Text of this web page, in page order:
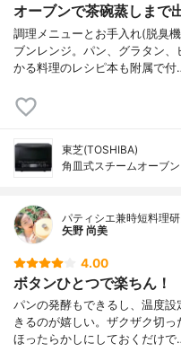
オーブンで茶碗蒸しまで
調理メニューとお手入れ(脱臭
ブンレンジ。パン、グラタン
かる料理のレシピ本も附属で付
東芝(TOSHIBA)
角皿式スチームオーブ
パティシエ兼時短料理
矢野 尚美
4.00
ボタンひとつで楽ちん！
パンの発酵もできるし、温度
きるのが嬉しい。ザクザク切っ
ほったらかしにしておくだけで